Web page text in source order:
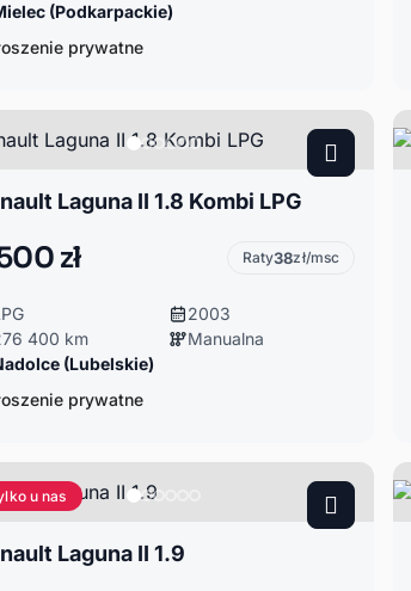
(Podkarpackie)
prywatne
Laguna II 1.8 Kombi LPG
zł Raty38zł/msc
2003
400 km
Manualna
(Lubelskie)
prywatne
u nas
Laguna II 1.9